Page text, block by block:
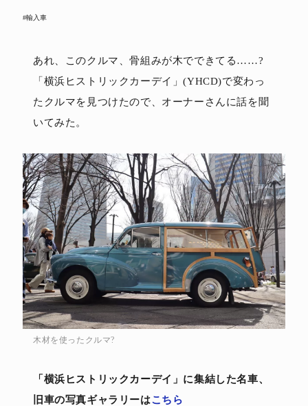
#輸入車
あれ、このクルマ、骨組みが木でできてる……?
「横浜ヒストリックカーデイ」(YHCD)で変わっ
たクルマを見つけたので、オーナーさんに話を聞
いてみた。
木材を使ったクルマ?
「横浜ヒストリックカーデイ」に集結した名車、
旧車の写真ギャラリーはこちら